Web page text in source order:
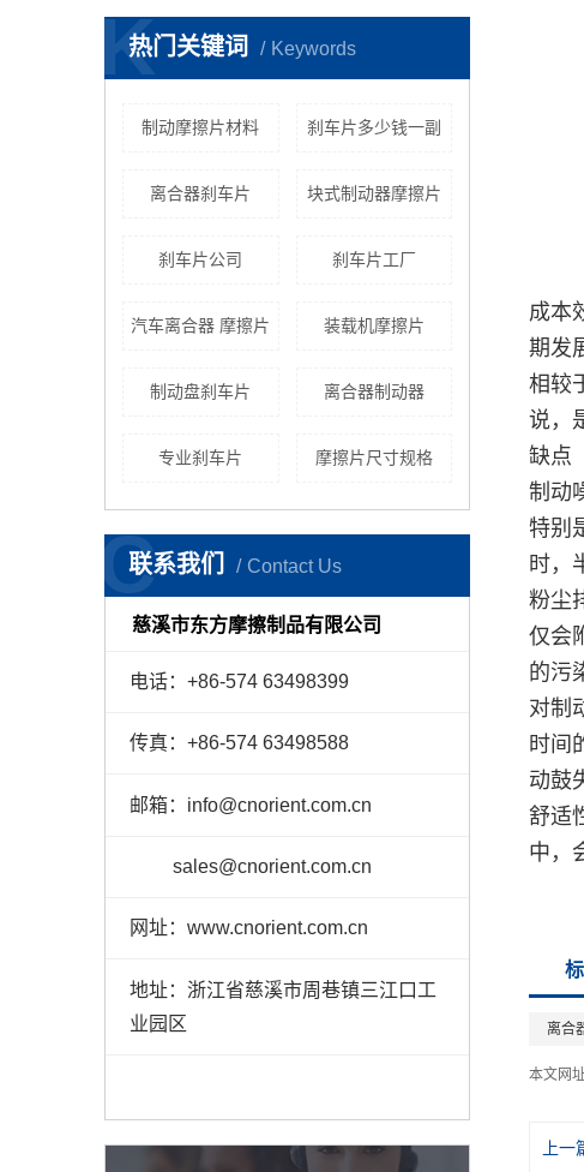
热门关键词 Keywords
K
制动摩擦片材料 刹车片多少钱一副
离合器刹车片 块式制动器摩擦片
刹车片公司 刹车片工厂
汽车离合器 摩擦片 装载机摩擦片
制动盘刹车片 离合器制动器
专业刹车片 摩擦片尺寸规格
联系我们 Contact Us
C
慈溪市东方摩擦制品有限公司
电话：+86-574 63498399
传真：+86-574 63498588
邮箱：info@cnorient.com.cn
sales@cnorient.com.cn
网址：www.cnorient.com.cn
地址：浙江省慈溪市周巷镇三江口工
业园区
成本
期发
相较
说，
缺点
制动
特别
时，
粉尘
仅会
的污
对制
时间
动鼓
舒适
中，
离合
本文网址
上一